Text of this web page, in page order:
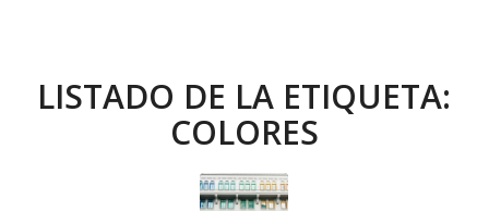
LISTADO DE LA ETIQUETA:
COLORES